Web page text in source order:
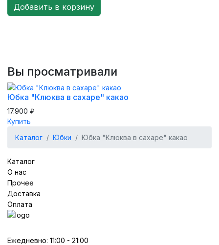
Вы просматривали
Юбка "Клюква в сахаре" какао
17.900 ₽
Купить
Каталог
Юбки Юбка "Клюква в сахаре" какао
Каталог
О нас
Прочее
Доставка
Оплата
Ежедневно: 11:00 - 21:00